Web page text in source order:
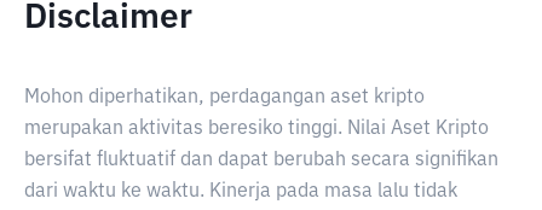
Disclaimer
Mohon diperhatikan, perdagangan aset kripto
merupakan aktivitas beresiko tinggi. Nilai Aset Kripto
bersifat fluktuatif dan dapat berubah secara signifikan
dari waktu ke waktu. Kinerja pada masa lalu tidak